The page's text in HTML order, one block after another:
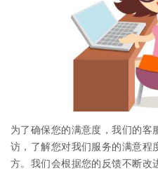
为了确保您的满意度，我们的客
访，了解您对我们服务的满意程
方。我们会根据您的反馈不断改